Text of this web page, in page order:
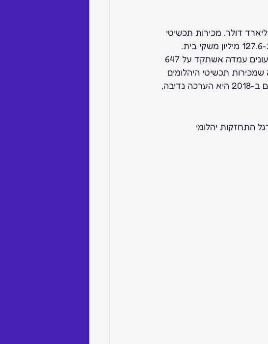
מכירות התכשיטים והשעונים בארה”ב הסתכמו בכ-82.5 מיליארד דולר. מכירות תכשיטי
היהלומים הסתכמו בכמחצית מסכום זה. ב-2018 היו בשוק האמריקאי כ-127.6 מיליון משקי בית.
תכשיטי היהלומים
בארה”ב צמחו אשתקד ב-4.5%. הצמיחה הזו במכירות תכשיטי היהלומים ב-2018 היא הערכה נדיבה,
התחזקות יהלומי